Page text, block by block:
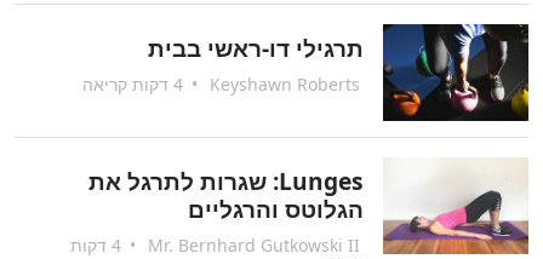
תרגילי דו-ראשי בבית
Keyshawn Roberts
•
Lunges: שגרות לתרגל את
הגלוטס והרגליים
Mr. Bernhard Gutkowski II
• 4 דקות